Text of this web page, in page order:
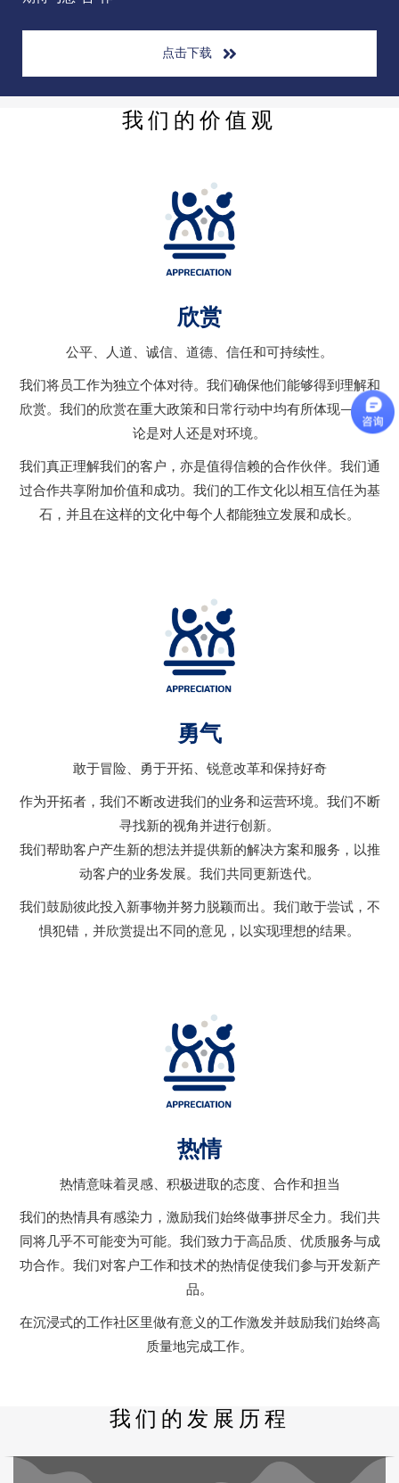
点击下载
我们的价值观
欣赏
公平、人道、诚信、道德、信任和可持续性。
我们将员工作为独立个体对待。我们确保他们能够得到理解和
欣赏。我们的欣赏在重大政策和日常行动中均有所体现——无
论是对人还是对环境。
我们真正理解我们的客户，亦是值得信赖的合作伙伴。我们通
过合作共享附加价值和成功。我们的工作文化以相互信任为基
石，并且在这样的文化中每个人都能独立发展和成长。
勇气
敢于冒险、勇于开拓、锐意改革和保持好奇
作为开拓者，我们不断改进我们的业务和运营环境。我们不断
寻找新的视角并进行创新。
我们帮助客户产生新的想法并提供新的解决方案和服务，以推
动客户的业务发展。我们共同更新迭代。
我们鼓励彼此投入新事物并努力脱颖而出。我们敢于尝试，不
惧犯错，并欣赏提出不同的意见，以实现理想的结果。
热情
热情意味着灵感、积极进取的态度、合作和担当
我们的热情具有感染力，激励我们始终做事拼尽全力。我们共
同将几乎不可能变为可能。我们致力于高品质、优质服务与成
功合作。我们对客户工作和技术的热情促使我们参与开发新产
品。
在沉浸式的工作社区里做有意义的工作激发并鼓励我们始终高
质量地完成工作。
我们的发展历程